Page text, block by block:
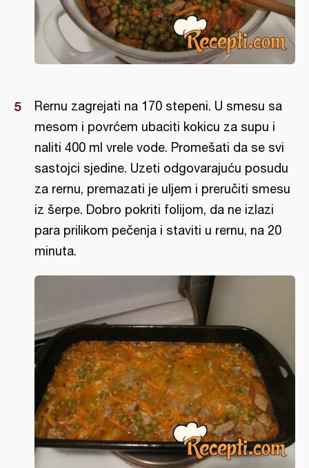
Rernu zagrejati na 170 stepeni. U smesu sa
mesom i povrćem ubaciti kokicu za supu i
naliti 400 ml vrele vode. Promešati da se svi
sastojci sjedine. Uzeti odgovarajuću posudu
za rernu, premazati je uljem i preručiti smesu
iz šerpe. Dobro pokriti folijom, da ne izlazi
para prilikom pečenja i staviti u rernu, na 20
minuta.